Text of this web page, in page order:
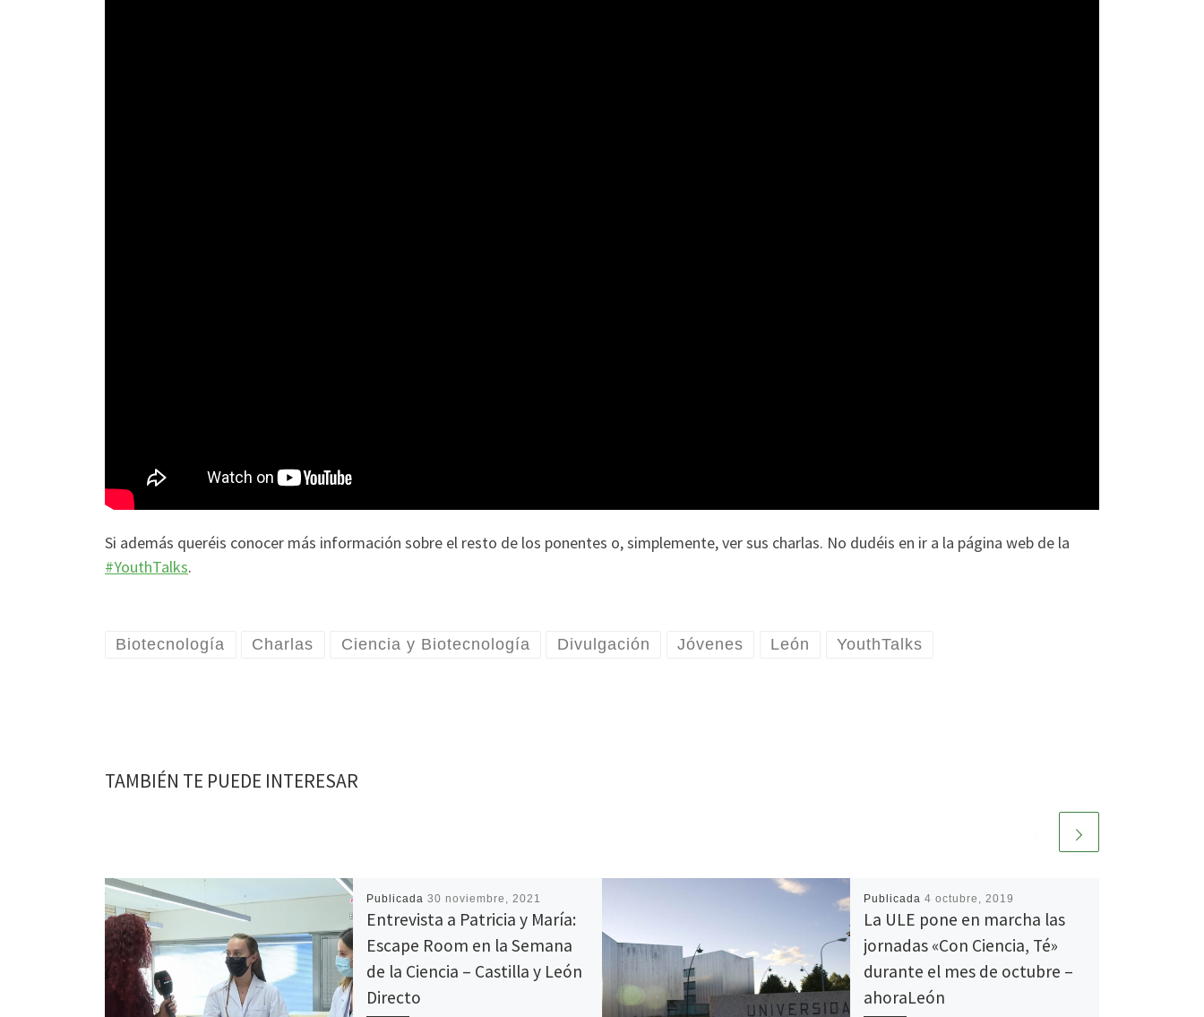
Si además queréis conocer más información sobre el resto de los ponentes o, simplemente, ver sus charlas. No dudéis en ir a la página web de la
#YouthTalks.
Biotecnología Charlas Ciencia y Biotecnología Divulgación Jóvenes León YouthTalks
TAMBIÉN TE PUEDE INTERESAR
Publicada 30 noviembre, 2021
Entrevista a Patricia y María:
Escape Room en la Semana
de la Ciencia – Castilla y León
Directo
Publicada 4 octubre, 2019
La ULE pone en marcha las
jornadas «Con Ciencia, Té»
durante el mes de octubre –
ahoraLeón